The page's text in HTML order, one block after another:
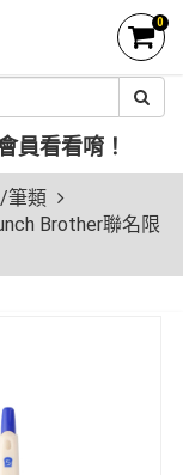
0
員看看唷！
筆類
Brother聯名限